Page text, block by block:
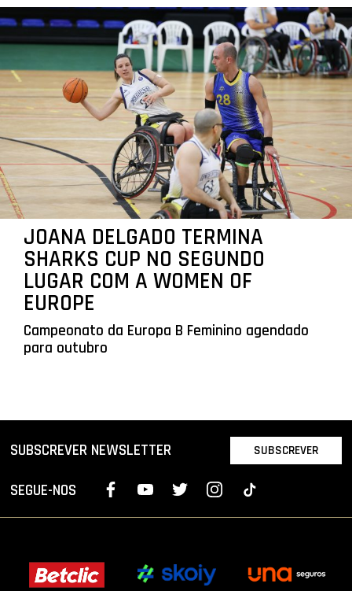
JOANA DELGADO TERMINA
SHARKS CUP NO SEGUNDO
LUGAR COM A WOMEN OF
EUROPE
Campeonato da Europa B Feminino agendado
para outubro
SUBSCREVER NEWSLETTER SUBSCREVER
SEGUE-NOS